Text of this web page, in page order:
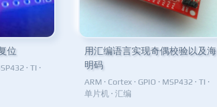
位
· TI ·
用汇编语言实现奇偶校验以及海
明码
ARM · Cortex · GPIO · MSP432 ·TI ·
单片机 ·汇编